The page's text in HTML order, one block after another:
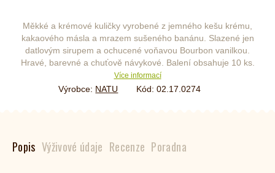
Měkké a krémové kuličky vyrobené z jemného kešu krému,
kakaového másla a mrazem sušeného banánu. Slazené jen
datlovým sirupem a ochucené voňavou Bourbon vanilkou.
Hravé, barevné a chuťově návykové. Balení obsahuje 10 ks.
Více informací
Výrobce: NATU Kód: 02.17.0274
Popis Výživové údaje Recenze Poradna